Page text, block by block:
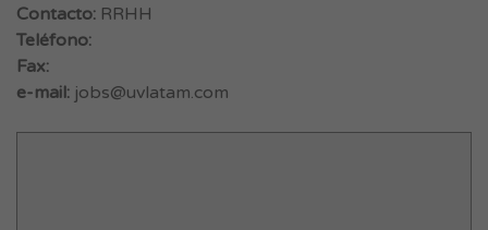
Contacto: RRHH
Teléfono:
Fax:
e-mail: jobs@uvlatam.com